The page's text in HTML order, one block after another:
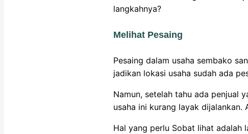
langkahnya?
Melihat Pesaing
Pesaing dalam usaha sembako
jadikan lokasi usaha sudah ada
Namun, setelah tahu ada penjual
usaha ini kurang layak
Hal yang perlu Sobat lihat adalah